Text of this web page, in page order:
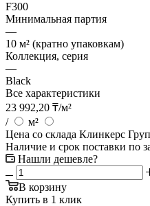
F300
Минимальная партия
—
10 м² (кратно упаковкам)
Коллекция, серия
—
Black
Все характеристики
23 992,20 ₸/м²
/
м²
Цена со склада Клинкерс
Наличие и срок поставки по
Нашли дешевле?
В корзину
Купить в 1 клик